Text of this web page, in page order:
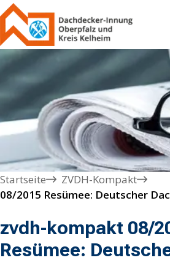
Startseite
ZVDH-Kompakt
08/2015 Resümee: Deutscher
zvdh-kompakt 08/
Resümee: